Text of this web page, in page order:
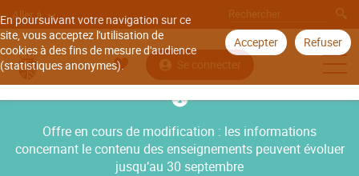
En poursuivant votre navigation sur ce
site, vous acceptez l'utilisation de
cookies à des fins de mesure d'audience
(statistiques anonymes).
Accepter Refuser
Aller à
Se connecter
Offre en cours de modification : les informations
concernant le contenu des enseignements peuvent évoluer
jusqu’au 30 septembre